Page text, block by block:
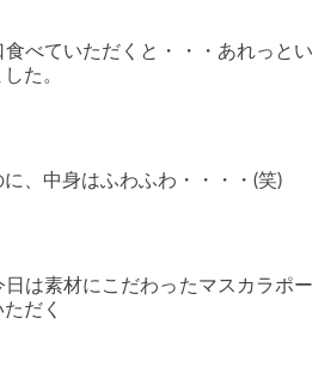
べていただくと・・・あれっとい
た。
、中身はふわふわ・・・・(笑)
は素材にこだわったマスカラポー
だく